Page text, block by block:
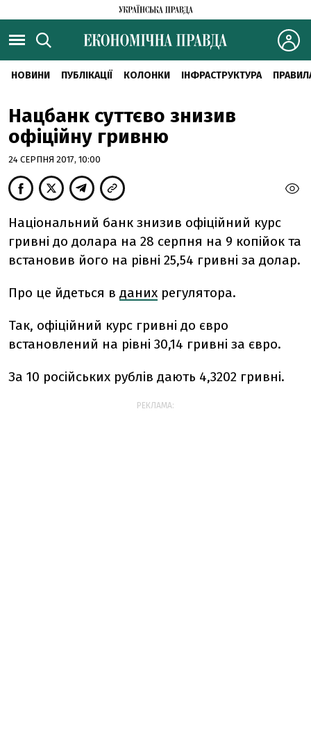
НОВИНИ ПУБЛІКАЦІЇ КОЛОНКИ ІНФРАСТРУКТУРА
Нацбанк суттєво знизив
офіційну гривню
24 СЕРПНЯ 2017, 10:00
Національний банк знизив офіційний курс
гривні до долара на 28 серпня на 9 копійок та
встановив його на рівні 25,54 гривні за долар.
Про це йдеться в даних регулятора.
Так, офіційний курс гривні до євро
встановлений на рівні 30,14 гривні за євро.
За 10 російських рублів дають 4,3202 гривні.
РЕКЛАМА: